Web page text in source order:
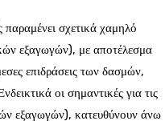
σχετικά χαμηλό
εξαγωγών), με αποτέλεσμα
επιδράσεις των δασμών,
οι σημαντικές για τις
εξαγωγών), κατευθύνουν άνω